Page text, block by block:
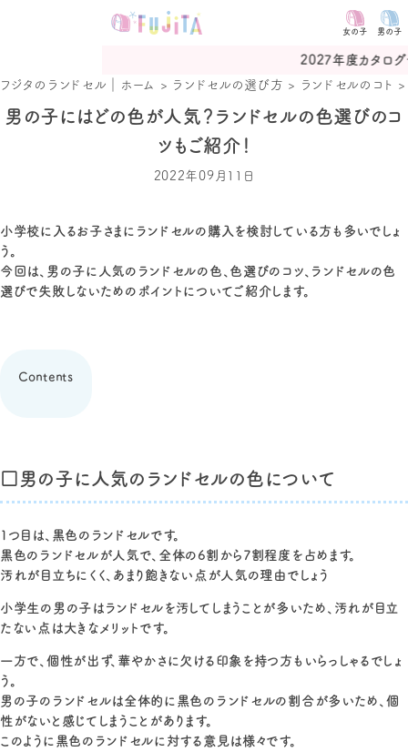
女の子 男の子
2027年度カタログ予約受付中
フジタのランドセル｜ホーム
> ランドセルの選び方 > ランドセルのコト
男の子にはどの色が人気？ランドセルの色選びのコ
ツもご紹介！
2022年09月11日
小学校に入るお子さまにランドセルの購入を検討している方も多いでしょ
う。
今回は、男の子に人気のランドセルの色、色選びのコツ、ランドセルの色
選びで失敗しないためのポイントについてご紹介します。
Contents
□男の子に人気のランドセルの色について
1つ目は、黒色のランドセルです。
黒色のランドセルが人気で、全体の6割から7割程度を占めます。
汚れが目立ちにくく、あまり飽きない点が人気の理由でしょう
小学生の男の子はランドセルを汚してしまうことが多いため、汚れが目立
たない点は大きなメリットです。
一方で、個性が出ず、華やかさに欠ける印象を持つ方もいらっしゃるでしょ
う。
男の子のランドセルは全体的に黒色のランドセルの割合が多いため、個
性がないと感じてしまうことがあります。
このように黒色のランドセルに対する意見は様々です。